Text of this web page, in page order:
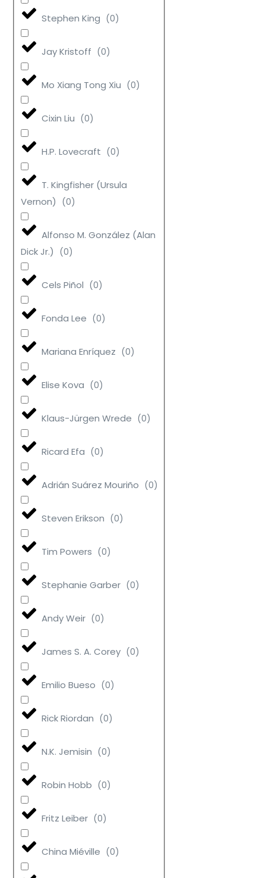
Stephen King (0)
Jay Kristoff (0)
Mo Xiang Tong Xiu (0)
Cixin Liu (0)
H.P. Lovecraft (0)
T. Kingfisher (Ursula
Vernon) (0)
Alfonso M. González (Alan
Dick Jr.) (0)
Cels Piñol (0)
Fonda Lee (0)
Mariana Enríquez (0)
Elise Kova (0)
Klaus-Jürgen Wrede (0)
Ricard Efa (0)
Adrián Suárez Mouriño (0)
Steven Erikson (0)
Tim Powers (0)
Stephanie Garber (0)
Andy Weir (0)
James S. A. Corey (0)
Emilio Bueso (0)
Rick Riordan (0)
N.K. Jemisin (0)
Robin Hobb (0)
Fritz Leiber (0)
China Miéville (0)